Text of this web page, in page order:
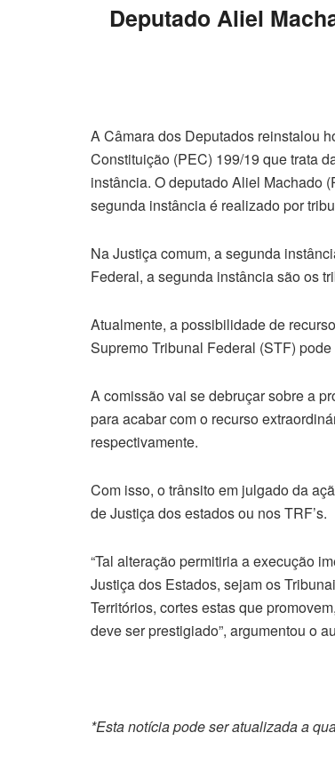
Deputado Aliel
A Câmara dos Deputados reinstalou
Constituição (PEC) 199/19 que trata
instância. O deputado Aliel Machado
segunda instância é realizado por
Na Justiça comum, a segunda
Federal, a segunda instância são os
Atualmente, a possibilidade de
Supremo Tribunal Federal (STF)
A comissão vai se debruçar sobre a
para acabar com o recurso
respectivamente.
Com isso, o trânsito em julgado da
de Justiça dos estados ou nos TRF’s.
“Tal alteração permitiria a execução
Justiça dos Estados, sejam os
Territórios, cortes estas que
deve ser prestigiado”, argumentou o
*Esta notícia pode ser atualizada a